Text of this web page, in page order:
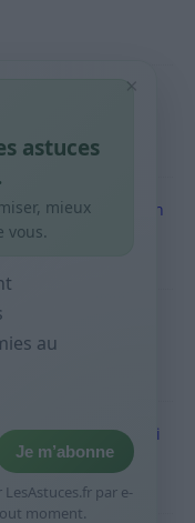
simple +
économiser en
rapide pour
jour de paie
est-ce utile et quoi
×
astuces
mieux
vous.
au
Je m’abonne
LesAstuces.fr par e-
moment.